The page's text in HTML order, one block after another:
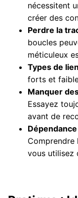
nécessitent
créer des
Perdre la
boucles
méticuleux
Types de
forts et
Manquer
Essayez
avant de
Comprendre
vous utilisez